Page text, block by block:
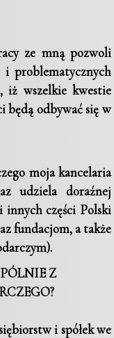
ze mną pozwoli
i problematycznych
iż wszelkie kwestie
będą odbywać się w
moja kancelaria
udziela doraźnej
innych części Polski
fundacjom, a także
Z
i spółek we